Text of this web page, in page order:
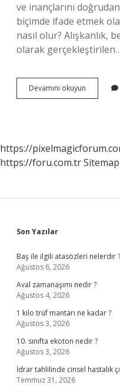
ve inançlarını
biçimde ifade etmek
nasıl olur?
olarak
Devamını okuyun Alışılmışlık
Ne
https://
https://foru.com.trSitemap
Sidebar
Son Yazılar
Baş ile ilgili atasözleri nelerdir ?
Ağustos 6, 2026
Aval zamanaşımı nedir ?
Ağustos 4, 2026
1 kilo trüf mantarı ne kadar ?
Ağustos 3, 2026
10. sınıfta ekoton nedir ?
Ağustos 3, 2026
İdrar tahlilinde cinsel hastalık
Temmuz 31, 2026